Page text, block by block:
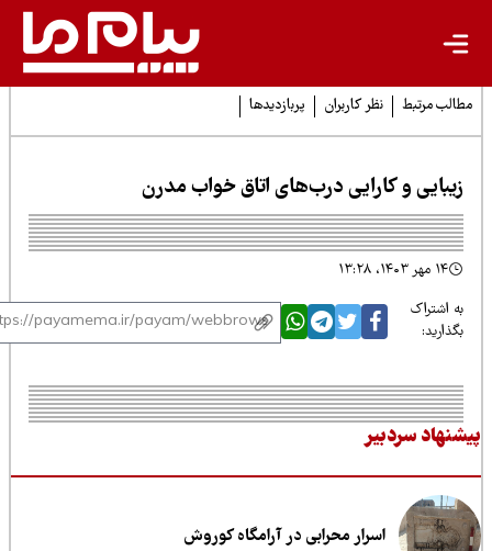
مرتبط نظر کاربران پربازدیدها
و کارایی درب‌های اتاق خواب مدرن
اشتراک
سردبیر
اسرار محرابی در آرامگاه کوروش